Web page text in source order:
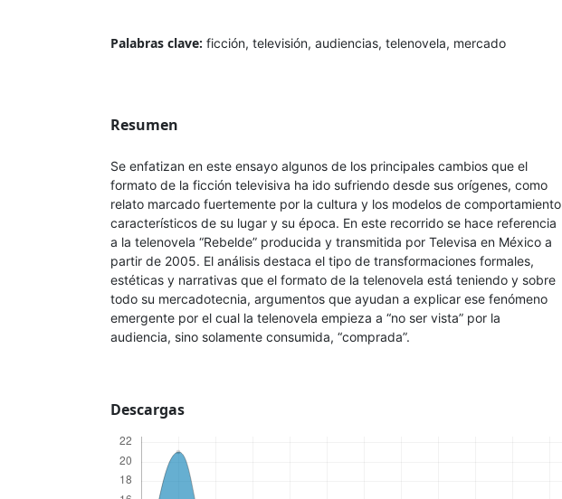
Palabras clave: ficción, televisión, audiencias, telenovela, mercado
Resumen
Se enfatizan en este ensayo algunos de los principales cambios que el
formato de la ficción televisiva ha ido sufriendo desde sus orígenes, como
relato marcado fuertemente por la cultura y los modelos de comportamiento
característicos de su lugar y su época. En este recorrido se hace referencia
a la telenovela “Rebelde” producida y transmitida por Televisa en México a
partir de 2005. El análisis destaca el tipo de transformaciones formales,
estéticas y narrativas que el formato de la telenovela está teniendo y sobre
todo su mercadotecnia, argumentos que ayudan a explicar ese fenómeno
emergente por el cual la telenovela empieza a “no ser vista” por la
audiencia, sino solamente consumida, “comprada”.
Descargas